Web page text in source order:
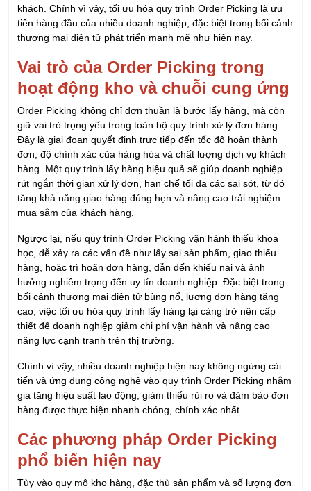
khách. Chính vì vậy, tối ưu hóa quy trình Order Picking là ưu
tiên hàng đầu của nhiều doanh nghiệp, đặc biệt trong bối cảnh
thương mại điện tử phát triển mạnh mẽ như hiện nay.
Vai trò của Order Picking trong
hoạt động kho và chuỗi cung ứng
Order Picking không chỉ đơn thuần là bước lấy hàng, mà còn
giữ vai trò trọng yếu trong toàn bộ quy trình xử lý đơn hàng.
Đây là giai đoạn quyết định trực tiếp đến tốc độ hoàn thành
đơn, độ chính xác của hàng hóa và chất lượng dịch vụ khách
hàng. Một quy trình lấy hàng hiệu quả sẽ giúp doanh nghiệp
rút ngắn thời gian xử lý đơn, hạn chế tối đa các sai sót, từ đó
tăng khả năng giao hàng đúng hẹn và nâng cao trải nghiệm
mua sắm của khách hàng.
Ngược lại, nếu quy trình Order Picking vận hành thiếu khoa
học, dễ xảy ra các vấn đề như lấy sai sản phẩm, giao thiếu
hàng, hoặc trì hoãn đơn hàng, dẫn đến khiếu nại và ảnh
hưởng nghiêm trọng đến uy tín doanh nghiệp. Đặc biệt trong
bối cảnh thương mại điện tử bùng nổ, lượng đơn hàng tăng
cao, việc tối ưu hóa quy trình lấy hàng lại càng trở nên cấp
thiết để doanh nghiệp giảm chi phí vận hành và nâng cao
năng lực cạnh tranh trên thị trường.
Chính vì vậy, nhiều doanh nghiệp hiện nay không ngừng cải
tiến và ứng dụng công nghệ vào quy trình Order Picking nhằm
gia tăng hiệu suất lao động, giảm thiểu rủi ro và đảm bảo đơn
hàng được thực hiện nhanh chóng, chính xác nhất.
Các phương pháp Order Picking
phổ biến hiện nay
Tùy vào quy mô kho hàng, đặc thù sản phẩm và số lượng đơn